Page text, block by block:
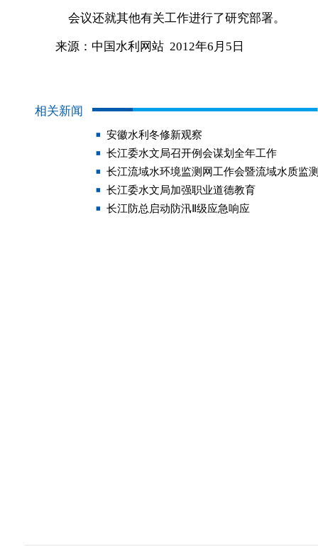
会议还就其他有关工作进行了研究部署。
来源：中国水利网站 2012年6月5日
相关新闻
安徽水利冬修新观察
长江委水文局召开例会谋划全年工作
长江流域水环境监测网工作会暨流域水质监
长江委水文局加强职业道德教育
长江防总启动防汛Ⅱ级应急响应